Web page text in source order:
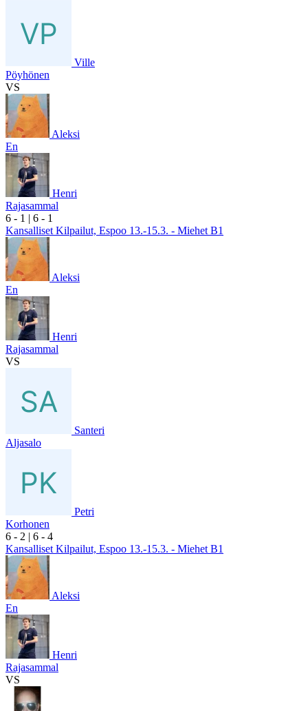
Ville
Pöyhönen
VS
Aleksi
En
Henri
Rajasammal
6 - 1 | 6 - 1
Kansalliset Kilpailut, Espoo 13.-15.3. - Miehet B1
Aleksi
En
Henri
Rajasammal
VS
Santeri
Aljasalo
Petri
Korhonen
6 - 2 | 6 - 4
Kansalliset Kilpailut, Espoo 13.-15.3. - Miehet B1
Aleksi
En
Henri
Rajasammal
VS